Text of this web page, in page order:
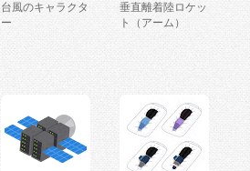
台風のキャラクタ
ー
垂直離着陸ロケッ
ト（アーム）